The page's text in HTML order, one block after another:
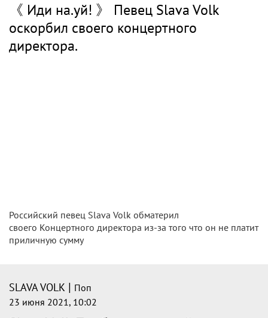
《 Иди на.уй! 》 Певец Slava Volk
оскорбил своего концертного
директора.
Российский певец Slava Volk обматерил
своего Концертного директора из-за того что он не платит
приличную сумму
SLAVA VOLK | Поп
23 июня 2021, 10:02